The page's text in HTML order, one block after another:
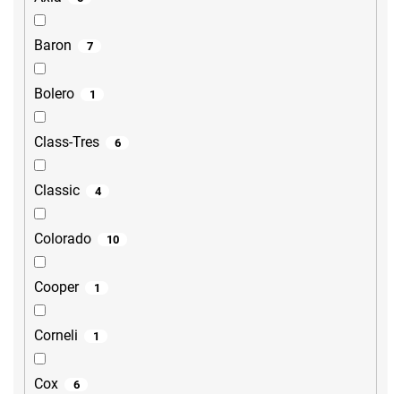
Baron 7
Bolero 1
Class-Tres 6
Classic 4
Colorado 10
Cooper 1
Corneli 1
Cox 6